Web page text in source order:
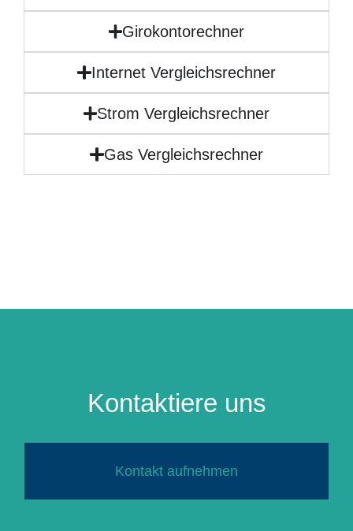
Girokontorechner
Internet Vergleichsrechner
Strom Vergleichsrechner
Gas Vergleichsrechner
Kontaktiere uns
Kontakt aufnehmen